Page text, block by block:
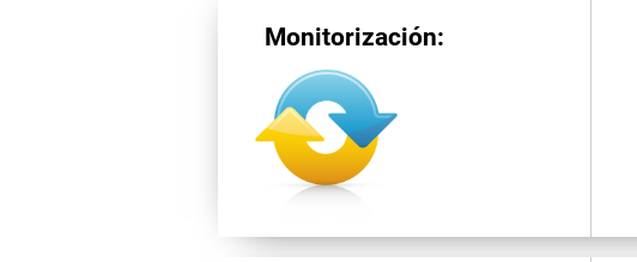
Monitorización: